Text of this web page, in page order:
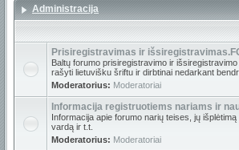
Administracija
Prisiregistravimas ir
Baltų forumo prisiregistravimo ir
rašyti lietuvišku šriftu ir dirbtinai nedarkant
Moderatorius: Moderatoriai
Informacija registruotiems nariams ir
Informacija apie forumo narių teises, jų
vardą ir t.t.
Moderatorius: Moderatoriai